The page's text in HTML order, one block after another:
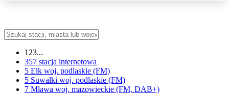
123...
357 stacja internetowa
5 Ełk woj. podlaskie (FM)
5 Suwałki woj. podlaskie (FM)
7 Mława woj. mazowieckie (FM, DAB+)